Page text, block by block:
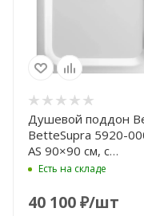
Душевой поддон
BetteSupra 5920-
AS 90×90 см, с
антислипом Sense,
Есть на складе
40 100₽/шт